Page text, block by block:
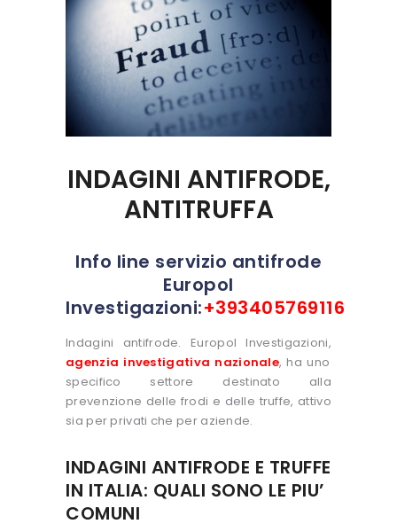
INDAGINI ANTIFRODE,
ANTITRUFFA
Info line servizio antifrode
Europol
Investigazioni:+393405769116
Indagini antifrode. Europol Investigazioni,
agenzia investigativa nazionale, ha uno
specifico settore destinato alla
prevenzione delle frodi e delle truffe, attivo
sia per privati che per aziende.
INDAGINI ANTIFRODE E TRUFFE
IN ITALIA: QUALI SONO LE PIU’
COMUNI